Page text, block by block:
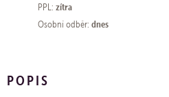
PPL: zítra
Osobní odběr: dnes
POPIS